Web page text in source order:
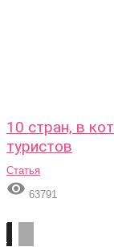
10 стран, в
туристов
Статья
 63791